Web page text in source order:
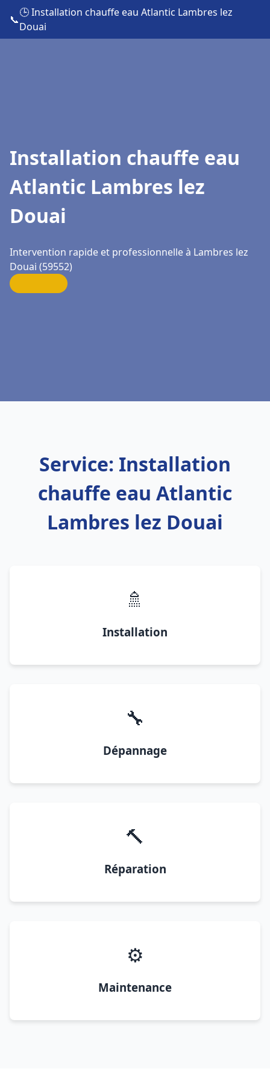
📞
🕒 Installation chauffe eau Atlantic Lambres lez
Douai
Installation chauffe eau
Atlantic Lambres lez
Douai
Intervention rapide et professionnelle à Lambres lez
Douai (59552)
Service: Installation
chauffe eau Atlantic
Lambres lez Douai
🚿
Installation
🔧
Dépannage
🔨
Réparation
⚙️
Maintenance